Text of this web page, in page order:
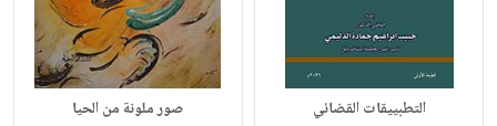
التطبييقات القضائي صور ملونة من الحيا